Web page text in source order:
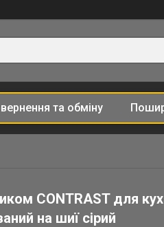
та обміну
CONTRAST для
на шиї сірий